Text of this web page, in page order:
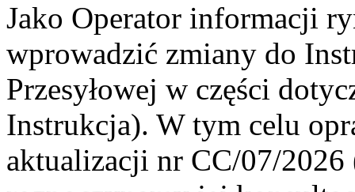
Jako Operator informacji
wprowadzić zmiany do
Przesyłowej w części
Instrukcja). W tym celu
aktualizacji nr CC/07/